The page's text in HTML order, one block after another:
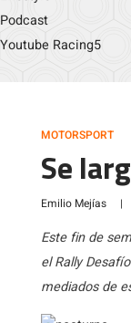
Podcast
Youtube Racing5
MOTORSPORT
Se
Emilio Mejías |
Este fin de
el Rally
mediados de